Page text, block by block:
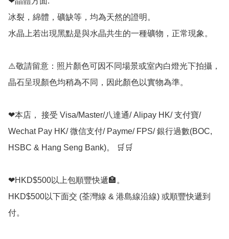
冰裂，綿體，礦缺等，均為天然的證明。
水晶上若出現黑點是與水晶共生的一種礦物，正常現象。
⚠️敬請留意：照片顏色可因不同場景或室內白燈光下拍攝，
晶石呈現顏色均稍為不同，因此顏色以實物為準。
❤本店， 接受 Visa/Master/八達通/ Alipay HK/ 支付寶/
Wechat Pay HK/ 微信支付/ Payme/ FPS/ 銀行過數(BOC,
HSBC & Hang Seng Bank)。 🛒🛒
❤HKD$500以上包順豐快遞🏣。
HKD$500以下面交 (荃灣線 & 港島線沿線) 或順豐快遞到
付。